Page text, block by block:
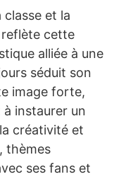
et la
reflète cette
alliée à une
séduit son
image forte,
instaurer un
créativité et
thèmes
ses fans et